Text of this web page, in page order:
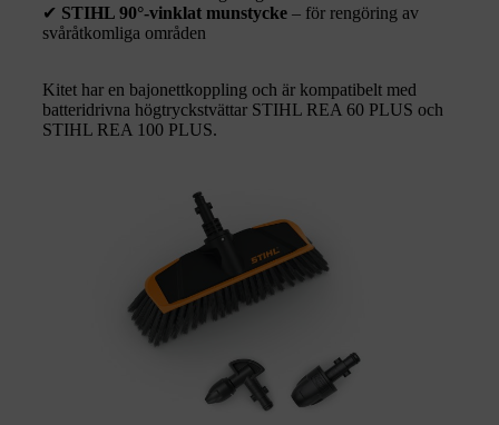
✔ STIHL 90°-vinklat munstycke – för rengöring av
svåråtkomliga områden
Kitet har en bajonettkoppling och är kompatibelt med
batteridrivna högtryckstvättar STIHL REA 60 PLUS och
STIHL REA 100 PLUS.